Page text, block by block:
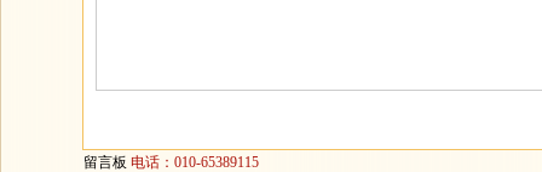
留言板 电话：010-65389115